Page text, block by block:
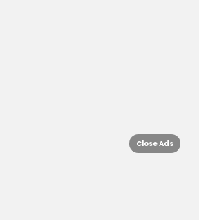
Close Ads